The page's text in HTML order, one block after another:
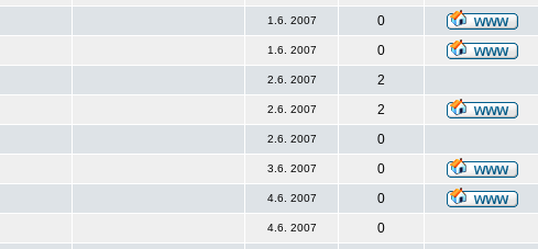
1.6. 2007
0
1.6. 2007
0
2.6. 2007
2
2.6. 2007
2
2.6. 2007
0
3.6. 2007
0
4.6. 2007
0
4.6. 2007
0